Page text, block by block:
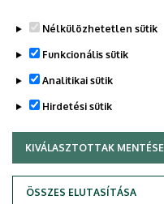
Adatvédelem
Nélkülözhetetlen sütik
Funkcionális sütik
Analitikai sütik
Hirdetési sütik
KIVÁLASZTOTTAK MENTÉSE
ÖSSZES ELUTASÍTÁSA
WITHDRAW CONSENT